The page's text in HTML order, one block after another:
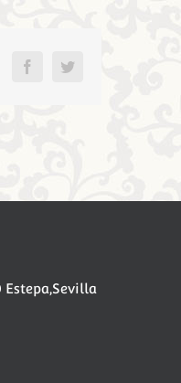
FacebookTwitter
Estepa,Sevilla